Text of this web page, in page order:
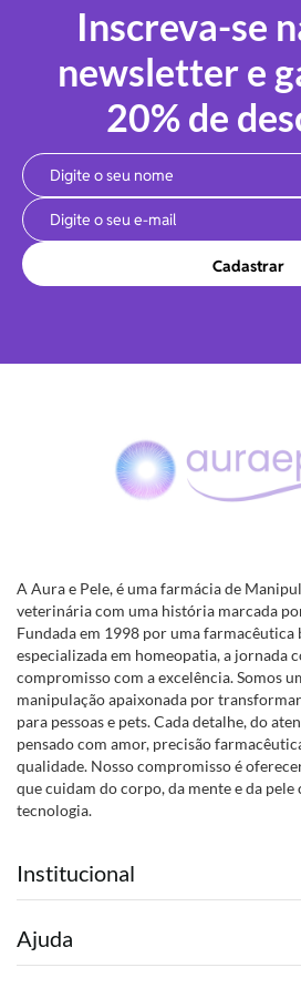
Inscreva-se
newsletter e
20% de
Cadastrar
A Aura e Pele, é uma farmácia de
veterinária com uma história marcada
Fundada em 1998 por uma
especializada em homeopatia, a jornada
compromisso com a excelência. Somos
manipulação apaixonada por
para pessoas e pets. Cada detalhe, do
pensado com amor, precisão
qualidade. Nosso compromisso é
que cuidam do corpo, da mente e da
tecnologia.
Institucional
Ajuda